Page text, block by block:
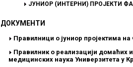
ЈУНИОР (ИНТЕРНИ) ПРОЈЕКТИ
ДОКУМЕНТИ
Правилници о јуниор пројектима
Правилник о реализацији домаћих
медицинских наука Универзитета у